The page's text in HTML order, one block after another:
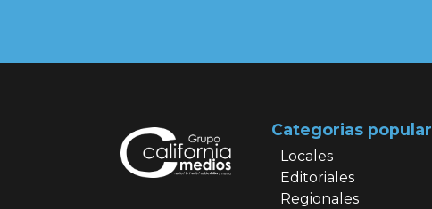
Categorias
Locales
Editoriales
Regionales